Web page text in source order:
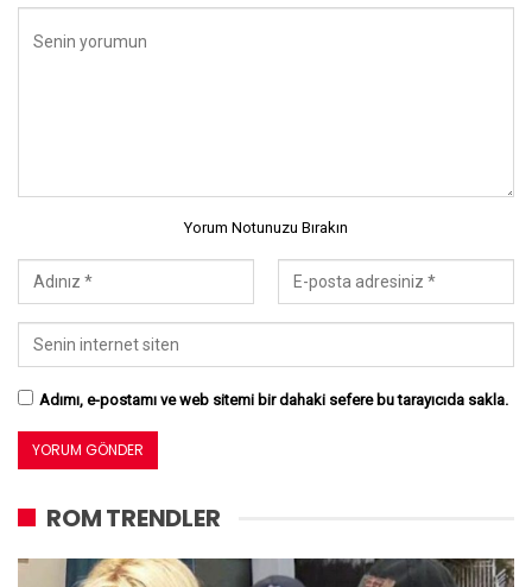
Yorum Notunuzu Bırakın
Adımı, e-postamı ve web sitemi bir dahaki sefere bu tarayıcıda sakla.
ROM TRENDLER